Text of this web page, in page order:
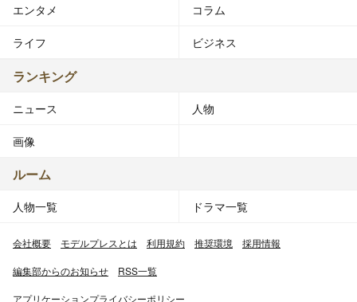
エンタメ コラム
ライフ ビジネス
ランキング
ニュース 人物
画像
ルーム
人物一覧 ドラマ一覧
会社概要 モデルプレスとは 利用規約 推奨環境 採用情報
編集部からのお知らせ RSS一覧
アプリケーションプライバシーポリシー